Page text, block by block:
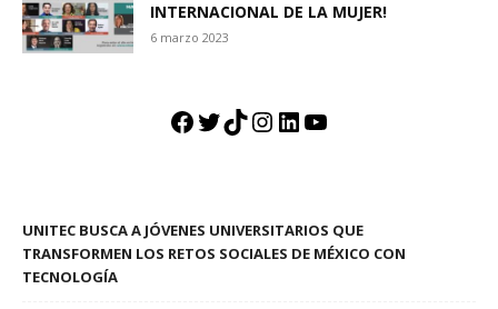
Empresas
INTERNACIONAL DE LA MUJER!
6 marzo 2023
Facebook
Twitter
TikTok
Instagram
LinkedIn
YouTube
UNITEC BUSCA A JÓVENES UNIVERSITARIOS QUE
TRANSFORMEN LOS RETOS SOCIALES DE MÉXICO CON
TECNOLOGÍA